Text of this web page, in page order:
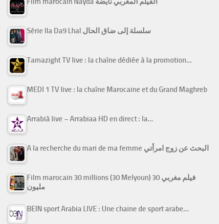
Série Ila Da9 Lhal سلسلة إلى ضاق الحال
Tamazight TV live : la chaîne dédiée à la promotion…
MEDI 1 TV live : la chaîne Marocaine et du Grand Maghreb
Arrabiâ live – Arrabiaa HD en direct : la…
A la recherche du mari de ma femme البحث عن زوج امرأتي
Film marocain 30 millions (30 Melyoun) فيلم مغربي 30
مليون
BEIN sport Arabia LIVE : Une chaine de sport arabe…